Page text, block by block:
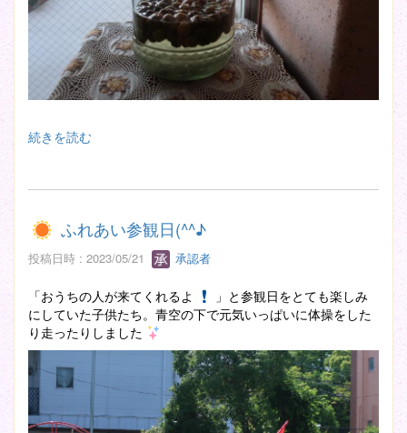
続きを読む
ふれあい参観日(^^♪
投稿日時 : 2023/05/21 承認者
「おうちの人が来てくれるよ
」と参観日をとても楽しみ
にしていた子供たち。青空の下で元気いっぱいに体操をした
り走ったりしました